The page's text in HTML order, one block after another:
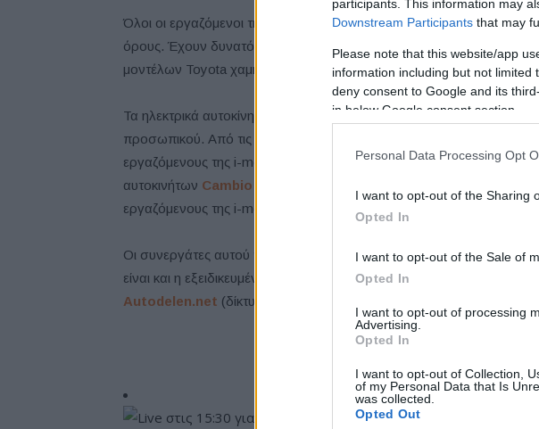
participants. This information may
Downstream Participants that may
Please note that this website/app
information including but not limited
deny consent to Google and its
in below Google consent section.
Personal Data Processing Opt
I want to opt-out of the Sharing
Opted In
I want to opt-out of the Sale of
Opted In
I want to opt-out of processing
Advertising.
Opted In
I want to opt-out of Collection,
of my Personal Data that Is
was collected.
Opted Out
Όλοι οι εργαζόμενοι της i-mens μπορούν επίσης να μισθώσουν
όρους. Έχουν δυνατότητα επιλογής μεταξύ πέντε υβριδικών ή
μοντέλων Toyota χαμηλών εκπομπών CO2.
Τα ηλεκτρικά αυτοκίνητα διαμοιρασμού διατίθενται σε όλα τα
προσωπικού. Από τις 7 π.μ. έως τις 6 μ.μ., αυτά τα αυτοκίνητα
εργαζόμενους της i-mens, αλλά μετά το ωράριο εργασίας τα μέλη
αυτοκινήτων Cambio
εργαζόμενους της i-mens, οι οποίοι έχουν δωρεάν πρόσβαση στην
Οι συνεργάτες αυτού του προγράμματος, εκτός από την εταιρεία
είναι και η εξειδικευμένη εταιρεία υποδομών φόρτισης
Autodelen.net (δίκτυο σύνδεσης διαμοιρασμού κινητικότητας)